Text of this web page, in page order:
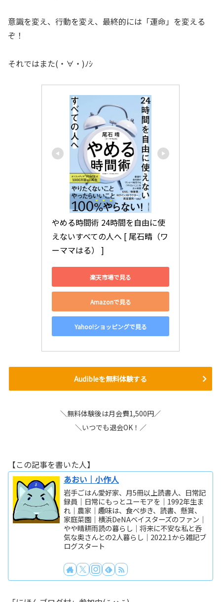
意識を変え、行動を変え、最終的には「運命」を変える
ぞ！
それではまた(・∀・)ﾉｼ
やめる時間術 24時間を自由に使
えないすべての人へ [ 尾石晴（ワ
ーママはる） ]
楽天市場で見る
Amazonで見る
Yahoo!ショッピングで見る
Audibleを無料体験する
＼無料体験後は月会費1,500円／
＼いつでも退会OK！／
【この記事を書いた人】
あおい｜小作人
岩手ごはん愛好家、月5冊以上読書人、日常記
録員｜日常にもっとユーモアを｜1992年生ま
れ｜農家｜趣味は、食べ歩き、読書、懸賞、
家庭菜園｜横浜DeNAベイスターズのファン｜
やや晴耕雨読の暮らし｜将来に不安な私と呑
気な奥さんとの2人暮らし｜2022.1から雑記ブ
ログスタート